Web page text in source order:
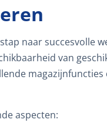
naar succesvolle
van
aspecten: